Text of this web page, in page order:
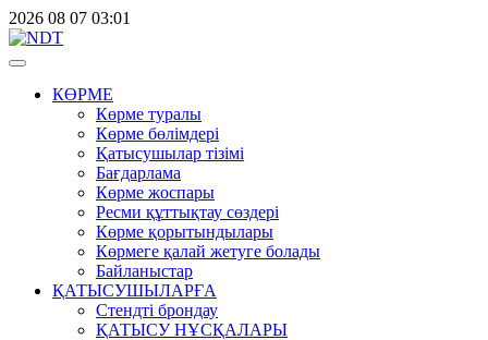
2026 08 07 03:01
КӨРМЕ
Көрме туралы
Көрме бөлімдері
Қатысушылар тізімі
Бағдарлама
Көрме жоспары
Ресми құттықтау сөздері
Көрме қорытындылары
Көрмеге қалай жетуге болады
Байланыстар
ҚАТЫСУШЫЛАРҒА
Стендті брондау
ҚАТЫСУ НҰСҚАЛАРЫ